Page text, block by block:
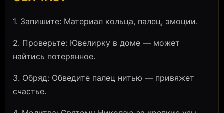
1. Запишите: Материал кольца, палец, эмоции.
2. Проверьте: Ювелирку в доме — может
найтись потерянное.
3. Обряд: Обведите палец нитью — привяжет
счастье.